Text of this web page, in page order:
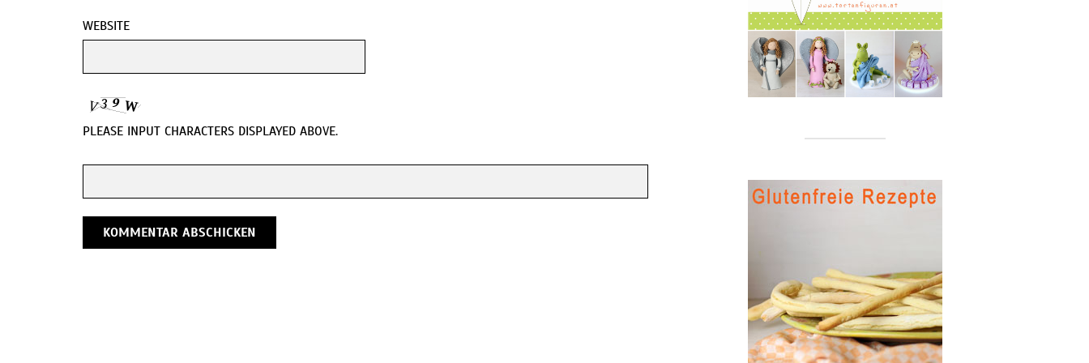
WEBSITE
PLEASE INPUT CHARACTERS DISPLAYED ABOVE.